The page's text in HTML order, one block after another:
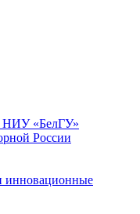
НИУ «БелГУ»
России
инновационные